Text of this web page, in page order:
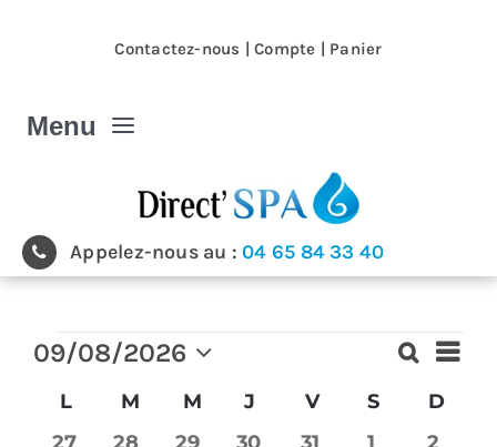
Appelez-nous au :04 65 84 33 40
Contactez-nous |Compte | Panier
Menu
Nos magasins
Spa et Jacuzzi extérieur
Spa de nage
Évènements
de
Mois
09/08/2026
une
date.
Calendrier
de
LLUNDI
M MARDI
M MERCREDI
J JEUDI
VVENDREDI
SSAMEDI
D
0
0
0
0
0
0
0